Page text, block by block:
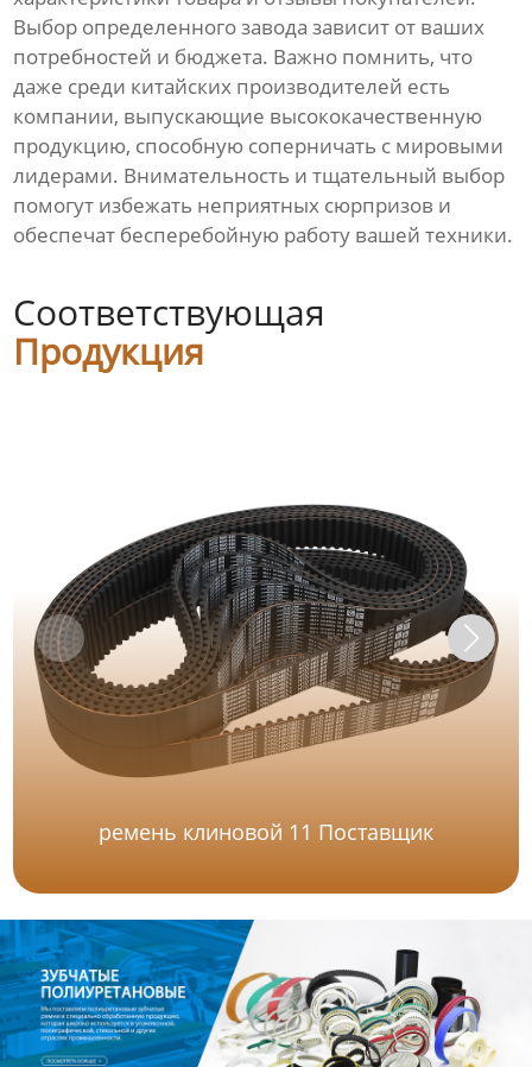
Выбор определенного завода зависит от ваших
потребностей и бюджета. Важно помнить, что
даже среди китайских производителей есть
компании, выпускающие высококачественную
продукцию, способную соперничать с мировыми
лидерами. Внимательность и тщательный выбор
помогут избежать неприятных сюрпризов и
обеспечат бесперебойную работу вашей техники.
Соответствующая
Продукция
ремень клиновой 11 Поставщик